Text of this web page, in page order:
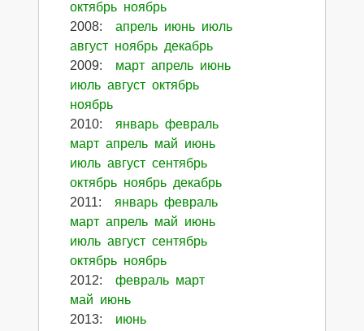
октябрь ноябрь
2008: апрель июнь июль
август ноябрь декабрь
2009: март апрель июнь
июль август октябрь
ноябрь
2010: январь февраль
март апрель май июнь
июль август сентябрь
октябрь ноябрь декабрь
2011: январь февраль
март апрель май июнь
июль август сентябрь
октябрь ноябрь
2012: февраль март
май июнь
2013:
июнь